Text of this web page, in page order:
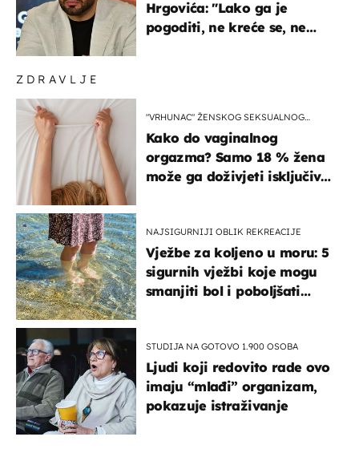
ZDRAVLJE
"VRHUNAC" ŽENSKOG SEKSUALNOG
Kako do vaginalnog
orgazma? Samo 18 % žena
može ga doživjeti isključivo
NAJSIGURNIJI OBLIK REKREACIJE
Vježbe za koljeno u moru: 5
sigurnih vježbi koje mogu
smanjiti bol i poboljšati
STUDIJA NA GOTOVO 1.900 OSOBA
Ljudi koji redovito rade ovo
imaju “mlađi” organizam,
pokazuje istraživanje
Hrgovića: "Lako ga je
pogoditi, ne kreće se, ne